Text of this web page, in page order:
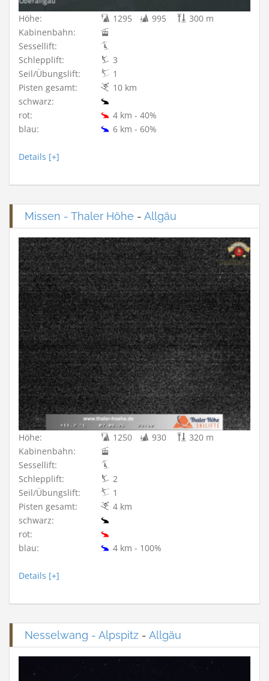
Höhe: 1295 995
300 m
Kabinenbahn:
Sessellift:
Schlepplift:
3
Seil/Übungslift:
1
Pisten gesamt:
10 km
schwarz:
rot:
4 km - 40%
blau:
6 km - 60%
Details [+]
Missen - Thaler Höhe - Allgäu
Höhe: 1250 930
320 m
Kabinenbahn:
Sessellift:
Schlepplift:
2
Seil/Übungslift:
1
Pisten gesamt:
4 km
schwarz:
rot:
blau:
4 km - 100%
Details [+]
Nesselwang - Alpspitz - Allgäu